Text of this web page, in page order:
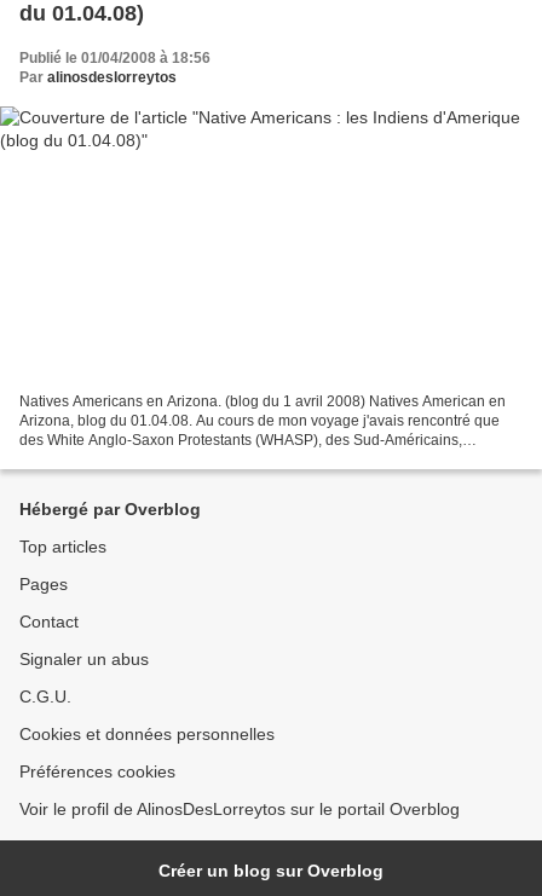
du 01.04.08)
Publié le 01/04/2008 à 18:56
Par alinosdeslorreytos
Natives Americans en Arizona. (blog du 1 avril 2008) Natives American en
Arizona, blog du 01.04.08. Au cours de mon voyage j'avais rencontré que
des White Anglo-Saxon Protestants (WHASP), des Sud-Américains,
Hébergé par Overblog
Top articles
Pages
Contact
Signaler un abus
C.G.U.
Cookies et données personnelles
Préférences cookies
Voir le profil de AlinosDesLorreytos sur le portail Overblog
Créer un blog sur Overblog